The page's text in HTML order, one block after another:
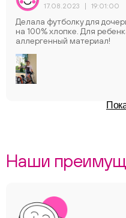
17.08.2023 | 19:01:00
Делала футболку для
на 100% хлопке. Для
аллергенный материал!
Наши